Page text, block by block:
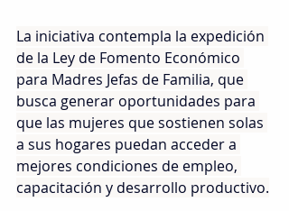
La iniciativa contempla la expedición
de la Ley de Fomento Económico
para Madres Jefas de Familia, que
busca generar oportunidades para
que las mujeres que sostienen solas
a sus hogares puedan acceder a
mejores condiciones de empleo,
capacitación y desarrollo productivo.